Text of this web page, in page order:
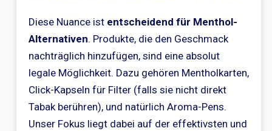
Diese Nuance ist entscheidend für Menthol-
Alternativen. Produkte, die den Geschmack
nachträglich hinzufügen, sind eine absolut
legale Möglichkeit. Dazu gehören Mentholkarten,
Click-Kapseln für Filter (falls sie nicht direkt
Tabak berühren), und natürlich Aroma-Pens.
Unser Fokus liegt dabei auf der effektivsten und